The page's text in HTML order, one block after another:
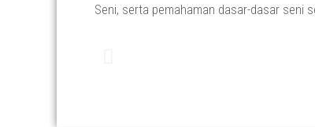
Seni, serta pemahaman dasar-dasar seni